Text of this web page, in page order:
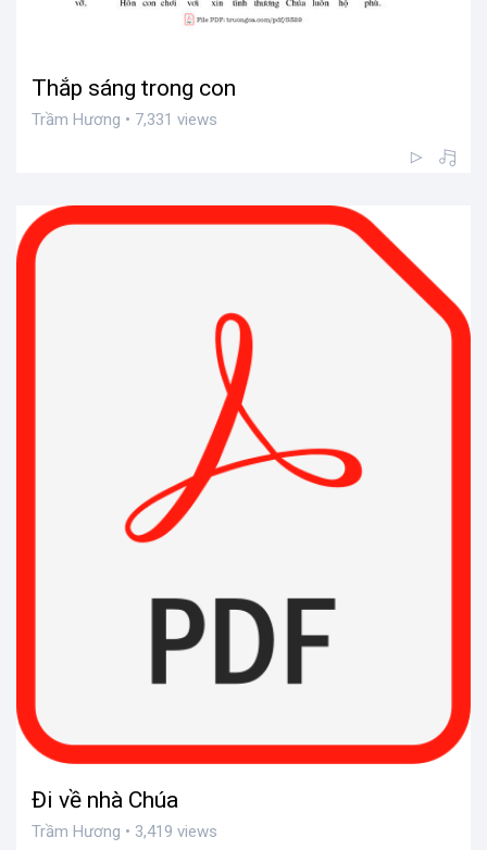
Thắp sáng trong con
Trầm Hương • 7,331 views
Đi về nhà Chúa
Trầm Hương • 3,419 views